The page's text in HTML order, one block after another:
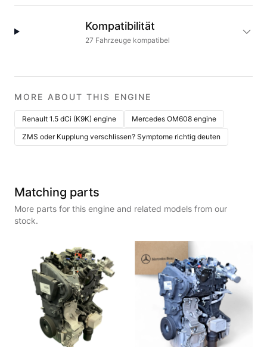
Kompatibilität
27 Fahrzeuge kompatibel
MORE ABOUT THIS ENGINE
Renault 1.5 dCi (K9K) engine
Mercedes OM608 engine
ZMS oder Kupplung verschlissen? Symptome richtig deuten
Matching parts
More parts for this engine and related models from our
stock.